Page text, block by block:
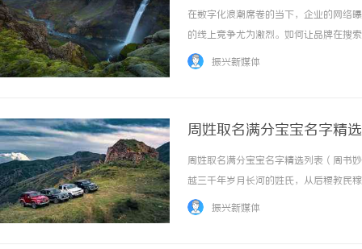
在数字化浪潮席卷的当下，企业的网络
的线上竞争尤为激烈。如何让品牌在搜
多年的行业深耕，通过关键词优化、内
振兴新媒体
周姓取名满分宝宝名字精
娴、周良洛等等）简单好听
周姓取名满分宝宝名字精选列表（周书
越三千年岁月长河的姓氏，从后稷教民
淤泥而不染”的君子品格，周氏一族在
振兴新媒体